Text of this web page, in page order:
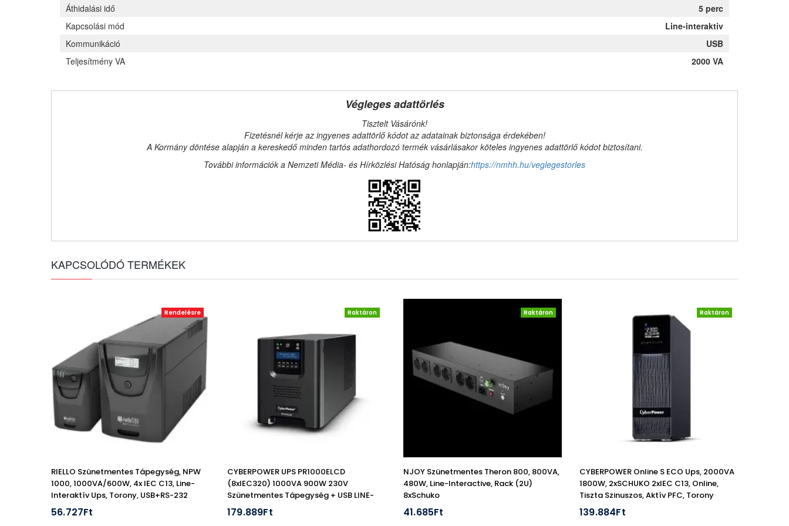
Áthidalási idő
5 perc
Kapcsolási mód
Line-interaktiv
Kommunikáció
USB
Teljesítmény VA
2000 VA
Végleges adattörlés
Tisztelt Vásárónk!
Fizetésnél kérje az ingyenes adattörlő kódot az adatainak biztonsága érdekében!
A Kormány döntése alapján a kereskedő minden tartós adathordozó termék vásárlásakor köteles ingyenes adattörlő kódot biztosítani.
További információk a Nemzeti Média- és Hírközlési Hatóság honlapján:https://nmhh.hu/veglegestorles
KAPCSOLÓDÓ TERMÉKEK
Rendelésre
RIELLO Szünetmentes Tápegység, NPW
1000, 1000VA/600W, 4x IEC C13, Line-
Interaktív Ups, Torony, USB+RS-232
56.727Ft
Raktáron
CYBERPOWER UPS PR1000ELCD
(8xIEC320) 1000VA 900W 230V
Szünetmentes Tápegység + USB LINE-
INTERAKTÍV
179.889Ft
Raktáron
NJOY Szünetmentes Theron 800, 800VA,
480W, Line-Interactive, Rack (2U)
8xSchuko
41.685Ft
Raktáron
CYBERPOWER Online S ECO Ups, 2000VA
1800W, 2xSCHUKO 2xIEC C13, Online,
Tiszta Szinuszos, Aktív PFC, Torony
139.884Ft